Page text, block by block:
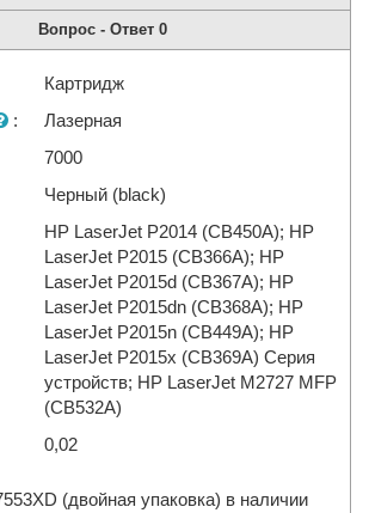
Вопрос - Ответ 0
Картридж
:
Лазерная
7000
Черный (black)
HP LaserJet P2014 (CB450A); HP
LaserJet P2015 (CB366A); HP
LaserJet P2015d (CB367A); HP
LaserJet P2015dn (CB368A); HP
LaserJet P2015n (CB449A); HP
LaserJet P2015x (CB369A) Серия
устройств; HP LaserJet M2727 MFP
(CB532A)
0,02
(двойная упаковка) в наличии